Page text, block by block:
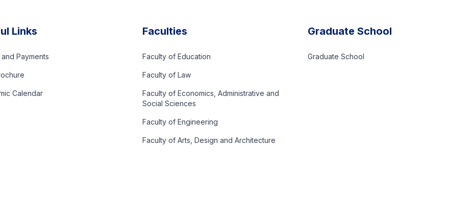
Links
Payments
Calendar
Faculties
Faculty of Education
Faculty of Law
Faculty of Economics, Administrative and
Social Sciences
Faculty of Engineering
Faculty of Arts, Design and Architecture
Graduate School
Graduate School